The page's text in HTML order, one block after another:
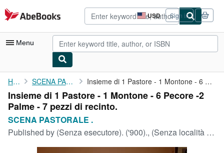
Skip to main content
AbeBooks.com USD
Site
shopping
preferences
Sign in
Menu
My Account
My Purchases
Advanced Search
Browse Collections
Home SCENA PASTORALE . Insieme di 1 Pastore - 1 Montone - 6 Pecore -2 Palme - 7 pezzi ...
Insieme di 1 Pastore - 1 Montone - 6 Pecore -2
Palme - 7 pezzi di recinto.
SCENA PASTORALE .
Published by (Senza esecutore). ('900)., (Senza località di fattura).